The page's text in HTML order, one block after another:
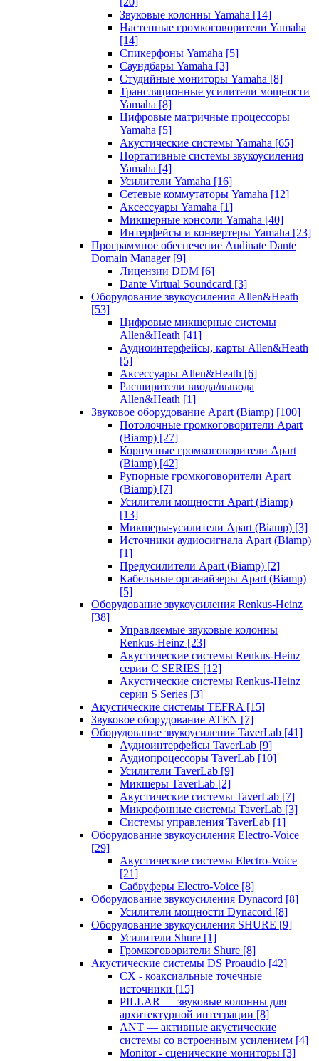
Звуковые колонны Yamaha [14]
Настенные громкоговорители Yamaha
[14]
Спикерфоны Yamaha [5]
Саундбары Yamaha [3]
Студийные мониторы Yamaha [8]
Трансляционные усилители мощности
Yamaha [8]
Цифровые матричные процессоры
Yamaha [5]
Акустические системы Yamaha [65]
Портативные системы звукоусиления
Yamaha [4]
Усилители Yamaha [16]
Сетевые коммутаторы Yamaha [12]
Аксессуары Yamaha [1]
Микшерные консоли Yamaha [40]
Интерфейсы и конвертеры Yamaha [23]
Программное обеспечение Audinate Dante
Domain Manager [9]
Лицензии DDM [6]
Dante Virtual Soundcard [3]
Оборудование звукоусиления Allen&Heath
[53]
Цифровые микшерные системы
Allen&Heath [41]
Аудиоинтерфейсы, карты Allen&Heath
[5]
Аксессуары Allen&Heath [6]
Расширители ввода/вывода
Allen&Heath [1]
Звуковое оборудование Apart (Biamp) [100]
Потолочные громкоговорители Apart
(Biamp) [27]
Корпусные громкоговорители Apart
(Biamp) [42]
Рупорные громкоговорители Apart
(Biamp) [7]
Усилители мощности Apart (Biamp)
[13]
Микшеры-усилители Apart (Biamp) [3]
Источники аудиосигнала Apart (Biamp)
[1]
Предусилители Apart (Biamp) [2]
Кабельные органайзеры Apart (Biamp)
[5]
Оборудование звукоусиления Renkus-Heinz
[38]
Управляемые звуковые колонны
Renkus-Heinz [23]
Акустические системы Renkus-Heinz
серии C SERIES [12]
Акустические системы Renkus-Heinz
серии S Series [3]
Акустические системы TEFRA [15]
Звуковое оборудование ATEN [7]
Оборудование звукоусиления TaverLab [41]
Аудиоинтерфейсы TaverLab [9]
Аудиопроцессоры TaverLab [10]
Усилители TaverLab [9]
Микшеры TaverLab [2]
Акустические системы TaverLab [7]
Микрофонные системы TaverLab [3]
Системы управления TaverLab [1]
Оборудование звукоусиления Electro-Voice
[29]
Акустические системы Electro-Voice
[21]
Сабвуферы Electro-Voice [8]
Оборудование звукоусиления Dynacord [8]
Усилители мощности Dynacord [8]
Оборудование звукоусиления SHURE [9]
Усилители Shure [1]
Громкоговорители Shure [8]
Акустические системы DS Proaudio [42]
CX - коаксиальные точечные
источники [15]
PILLAR — звуковые колонны для
архитектурной интеграции [8]
ANT — активные акустические
системы со встроенным усилением [4]
Monitor - сценические мониторы [3]